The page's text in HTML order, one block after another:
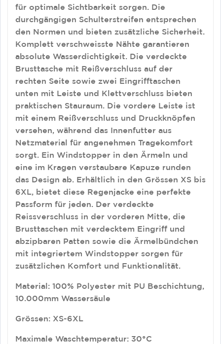
für optimale Sichtbarkeit sorgen. Die
durchgängigen Schulterstreifen entsprechen
den Normen und bieten zusätzliche Sicherheit.
Komplett verschweisste Nähte garantieren
absolute Wasserdichtigkeit. Die verdeckte
Brusttasche mit Reißverschluss auf der
rechten Seite sowie zwei Eingrifftaschen
unten mit Leiste und Klettverschluss bieten
praktischen Stauraum. Die vordere Leiste ist
mit einem Reißverschluss und Druckknöpfen
versehen, während das Innenfutter aus
Netzmaterial für angenehmen Tragekomfort
sorgt. Ein Windstopper in den Ärmeln und
eine im Kragen verstaubare Kapuze runden
das Design ab. Erhältlich in den Grössen XS bis
6XL, bietet diese Regenjacke eine perfekte
Passform für jeden. Der verdeckte
Reissverschluss in der vorderen Mitte, die
Brusttaschen mit verdecktem Eingriff und
abzipbaren Patten sowie die Ärmelbündchen
mit integriertem Windstopper sorgen für
zusätzlichen Komfort und Funktionalität.
Material: 100% Polyester mit PU Beschichtung,
10.000mm Wassersäule
Grössen: XS-6XL
Maximale Waschtemperatur: 30°C